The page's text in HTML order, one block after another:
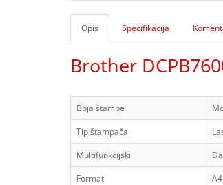
Opis Specifikacija
Brother
Boja štampe
Tip štampača
Multifunkcijski
Da
Format
A4